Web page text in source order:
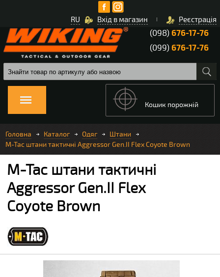
Вхід в магазин Реєстрація
RU
(098)676-17-76
(099)676-17-76
Кошик порожній
Головна Каталог Одяг
Штани
M-Tac штани тактичні Aggressor Gen.II Flex Coyote Brown
M-Tac штани тактичні
Aggressor Gen.II Flex
Coyote Brown